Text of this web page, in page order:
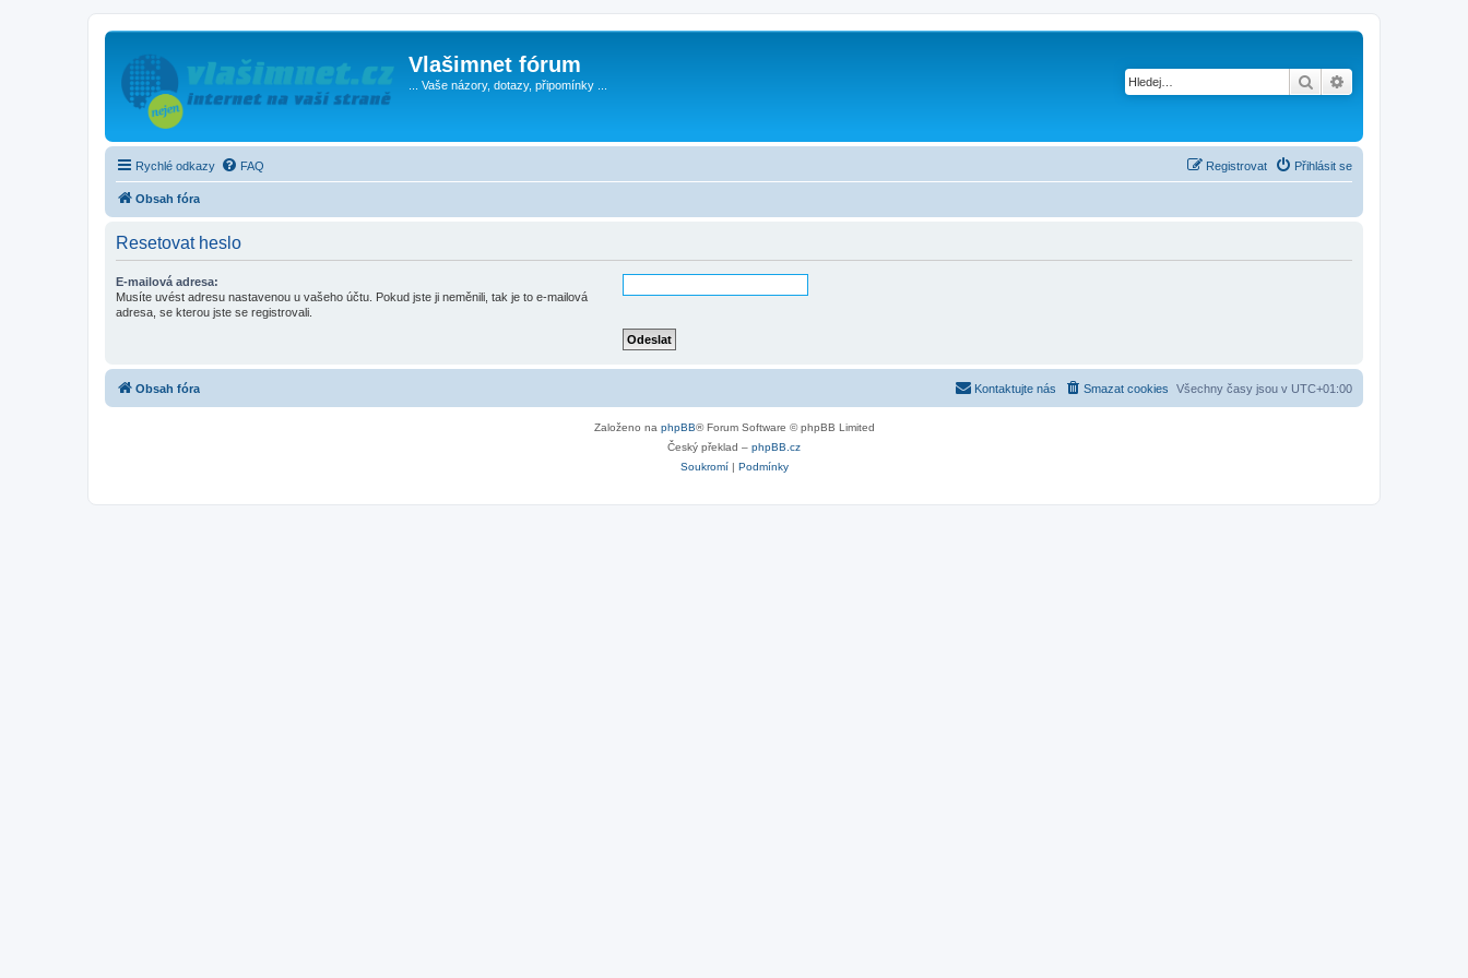
Vlašimnet fórum
... Vaše názory, dotazy, připomínky ... Hledat
Rychlé odkazy FAQ Přihlásit se
Registrovat
Obsah fóra
Resetovat heslo
E-mailová adresa:
Musíte uvést adresu nastavenou u vašeho účtu. Pokud jste ji neměnili, tak je to e-mailová
adresa, se kterou jste se registrovali.
Obsah fóra Všechny časy jsou v UTC+01:00
Smazat cookies
Kontaktujte nás
Založeno na phpBB® Forum Software © phpBB Limited
Český překlad – phpBB.cz
Soukromí| Podmínky